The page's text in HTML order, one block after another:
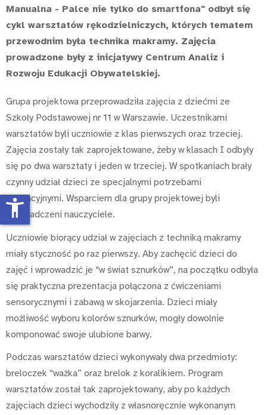
Manualna - Palce nie tylko do smartfona" odbył się
cykl warsztatów rękodzielniczych, których tematem
przewodnim była technika makramy. Zajęcia
prowadzone były z inicjatywy Centrum Analiz i
Rozwoju Edukacji Obywatelskiej.
Grupa projektowa przeprowadziła zajęcia z dziećmi ze
Szkoły Podstawowej nr 11 w Warszawie. Uczestnikami
warsztatów byli uczniowie z klas pierwszych oraz trzeciej.
Zajęcia zostały tak zaprojektowane, żeby w klasach I odbyły
się po dwa warsztaty i jeden w trzeciej. W spotkaniach brały
czynny udział dzieci ze specjalnymi potrzebami
edukacyjnymi. Wsparciem dla grupy projektowej byli
doświadczeni nauczyciele.
Uczniowie biorący udział w zajęciach z techniką makramy
miały styczność po raz pierwszy. Aby zachęcić dzieci do
zajęć i wprowadzić je “w świat sznurków”, na początku odbyła
się praktyczna prezentacja połączona z ćwiczeniami
sensorycznymi i zabawą w skojarzenia. Dzieci miały
możliwość wyboru kolorów sznurków, mogły dowolnie
komponować swoje ulubione barwy.
Podczas warsztatów dzieci wykonywały dwa przedmioty:
breloczek “ważka” oraz brelok z koralikiem. Program
warsztatów został tak zaprojektowany, aby po każdych
zajęciach dzieci wychodziły z własnoręcznie wykonanym
accessibility_new